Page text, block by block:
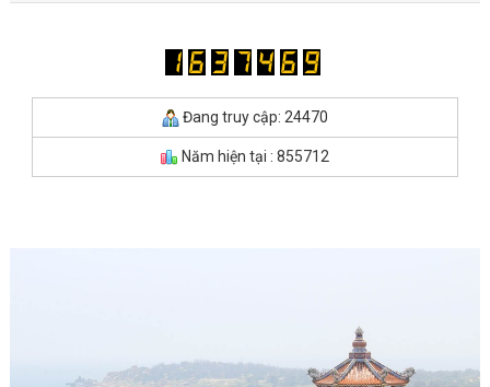
Đang truy cập: 24470
Năm hiện tại : 855712